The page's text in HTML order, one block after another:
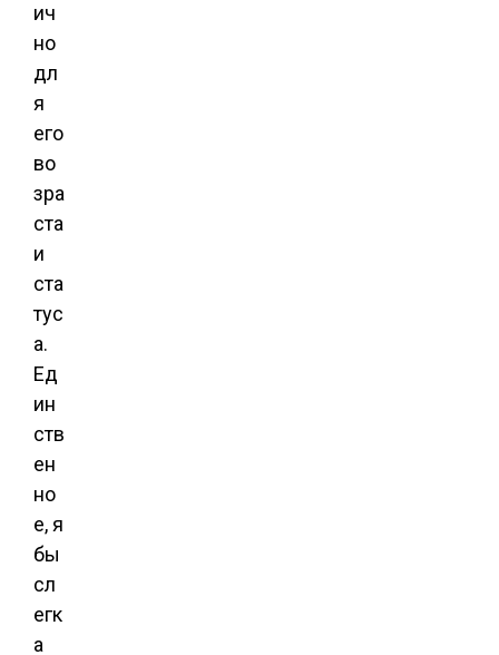
ич
но
дл
я
его
во
зра
ста
и
ста
тус
а.
Ед
ин
ств
ен
но
е, я
бы
сл
егк
а